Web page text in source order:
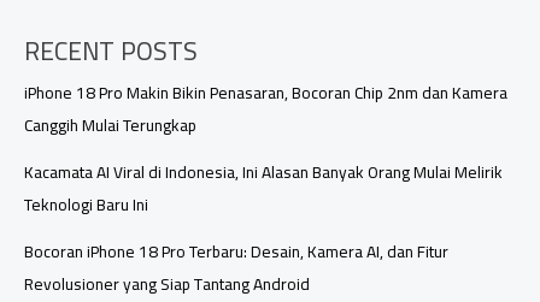
x80
Pro
Max
Meluncur,
Ini
Harga
dan
Spesifikasinya
RECENT POSTS
iPhone 18 Pro Makin Bikin Penasaran, Bocoran Chip 2nm dan Kamera
Canggih Mulai Terungkap
Kacamata AI Viral di Indonesia, Ini Alasan Banyak Orang Mulai Melirik
Teknologi Baru Ini
Bocoran iPhone 18 Pro Terbaru: Desain, Kamera AI, dan Fitur
Revolusioner yang Siap Tantang Android